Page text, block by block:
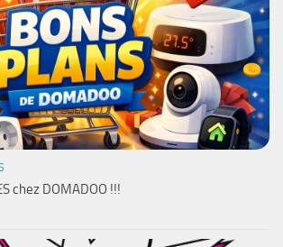
chez DOMADOO !!!